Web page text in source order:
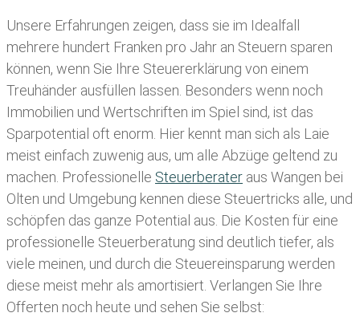
Unsere Erfahrungen zeigen, dass sie im Idealfall
mehrere hundert Franken pro Jahr an Steuern sparen
können, wenn Sie Ihre Steuererklärung von einem
Treuhänder ausfüllen lassen . Besonders wenn noch
Immobilien und Wertschriften im Spiel sind, ist das
Sparpotential oft enorm. Hier kennt man sich als Laie
meist einfach zuwenig aus, um alle Abzüge geltend zu
machen. Professionelle Steuerberater aus Wangen bei
Olten und Umgebung kennen diese Steuertricks alle, und
schöpfen das ganze Potential aus. Die Kosten für eine
professionelle Steuerberatung sind deutlich tiefer, als
viele meinen, und durch die Steuereinsparung werden
diese meist mehr als amortisiert. Verlangen Sie Ihre
Offerten noch heute und sehen Sie selbst: